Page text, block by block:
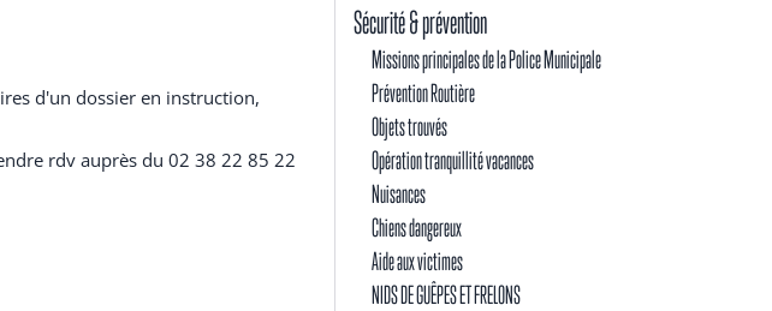
d'un dossier en instruction,
rdv auprès du 02 38 22 85 22
Sécurité & prévention
Missions principales de la Police Municipale
Prévention Routière
Objets trouvés
Opération tranquillité vacances
Nuisances
Chiens dangereux
Aide aux victimes
NIDS DE GUÊPES ET FRELONS